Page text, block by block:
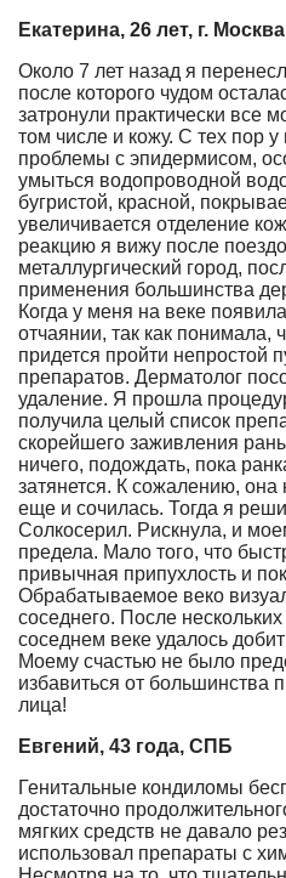
Екатерина, 26 лет, г. Москва
Около 7 лет назад я
после которого чудом
затронули практически все
том числе и кожу. С тех пор
проблемы с эпидермисом,
умыться водопроводной
бугристой, красной,
увеличивается отделение
реакцию я вижу после
металлургический город,
применения большинства
Когда у меня на веке
отчаянии, так как понимала,
придется пройти непростой
препаратов. Дерматолог
удаление. Я прошла
получила целый список
скорейшего заживления
ничего, подождать, пока
затянется. К сожалению, она
еще и сочилась. Тогда я
Солкосерил. Рискнула, и
предела. Мало того, что
привычная припухлость и
Обрабатываемое веко
соседнего. После
соседнем веке удалось
Моему счастью не было
избавиться от большинства
лица!
Евгений, 43 года, СПБ
Генитальные кондиломы
достаточно
мягких средств не давало
использовал препараты с